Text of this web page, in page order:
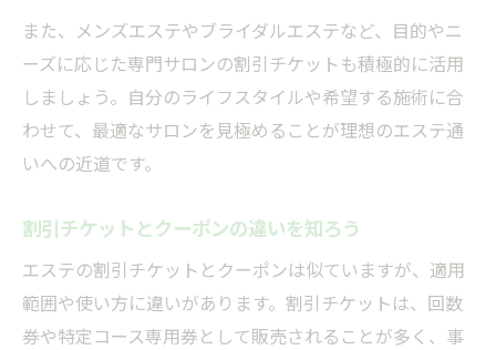
また、メンズエステやブライダルエステなど、目的やニ
ーズに応じた専門サロンの割引チケットも積極的に活用
しましょう。自分のライフスタイルや希望する施術に合
わせて、最適なサロンを見極めることが理想のエステ通
いへの近道です。
割引チケットとクーポンの違いを知ろう
エステの割引チケットとクーポンは似ていますが、適用
範囲や使い方に違いがあります。割引チケットは、回数
券や特定コース専用券として販売されることが多く、事